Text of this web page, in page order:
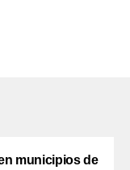
municipios de